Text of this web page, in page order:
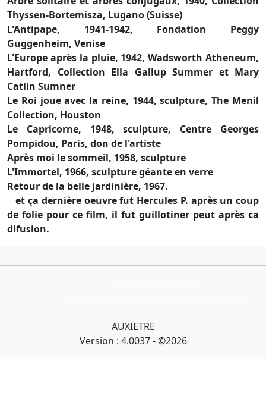
Thyssen-Bortemisza, Lugano (Suisse)
L'Antipape, 1941-1942, Fondation Peggy
Guggenheim, Venise
L'Europe après la pluie, 1942, Wadsworth Atheneum,
Hartford, Collection Ella Gallup Summer et Mary
Catlin Sumner
Le Roi joue avec la reine, 1944, sculpture, The Menil
Collection, Houston
Le Capricorne, 1948, sculpture, Centre Georges
Pompidou, Paris, don de l'artiste
Après moi le sommeil, 1958, sculpture
L'Immortel, 1966, sculpture géante en verre
Retour de la belle jardinière, 1967.
et ça dernière oeuvre fut Hercules P. après un coup
de folie pour ce film, il fut guillotiner peut après ca
difusion.
AUXIETRE
Version : 4.0037 - ©2026